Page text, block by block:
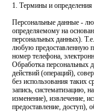
1. Термины и определения
Персональные данные -
определяемому на
персональных данных).
любую предоставленную
номер телефона,
Обработка персональных
действий (операций),
без использования таких
запись, систематизацию,
изменение), извлечение,
предоставление, доступ),